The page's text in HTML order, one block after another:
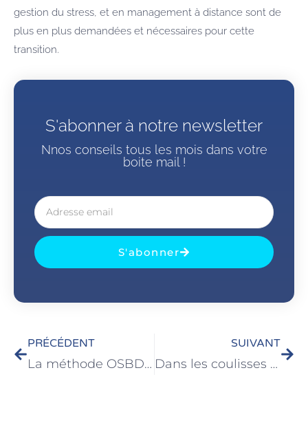
gestion du stress, et en management à distance sont de
plus en plus demandées et nécessaires pour cette
transition.
S'abonner à notre newsletter
Nnos conseils tous les mois dans votre
boite mail !
S'abonner
PRÉCÉDENT
La méthode OSBD : la clé pour gérer les appels difficiles et conflictuels
SUIVANT
Dans les coulisses d’une formation Phone Training : comment nous transformons vos appels